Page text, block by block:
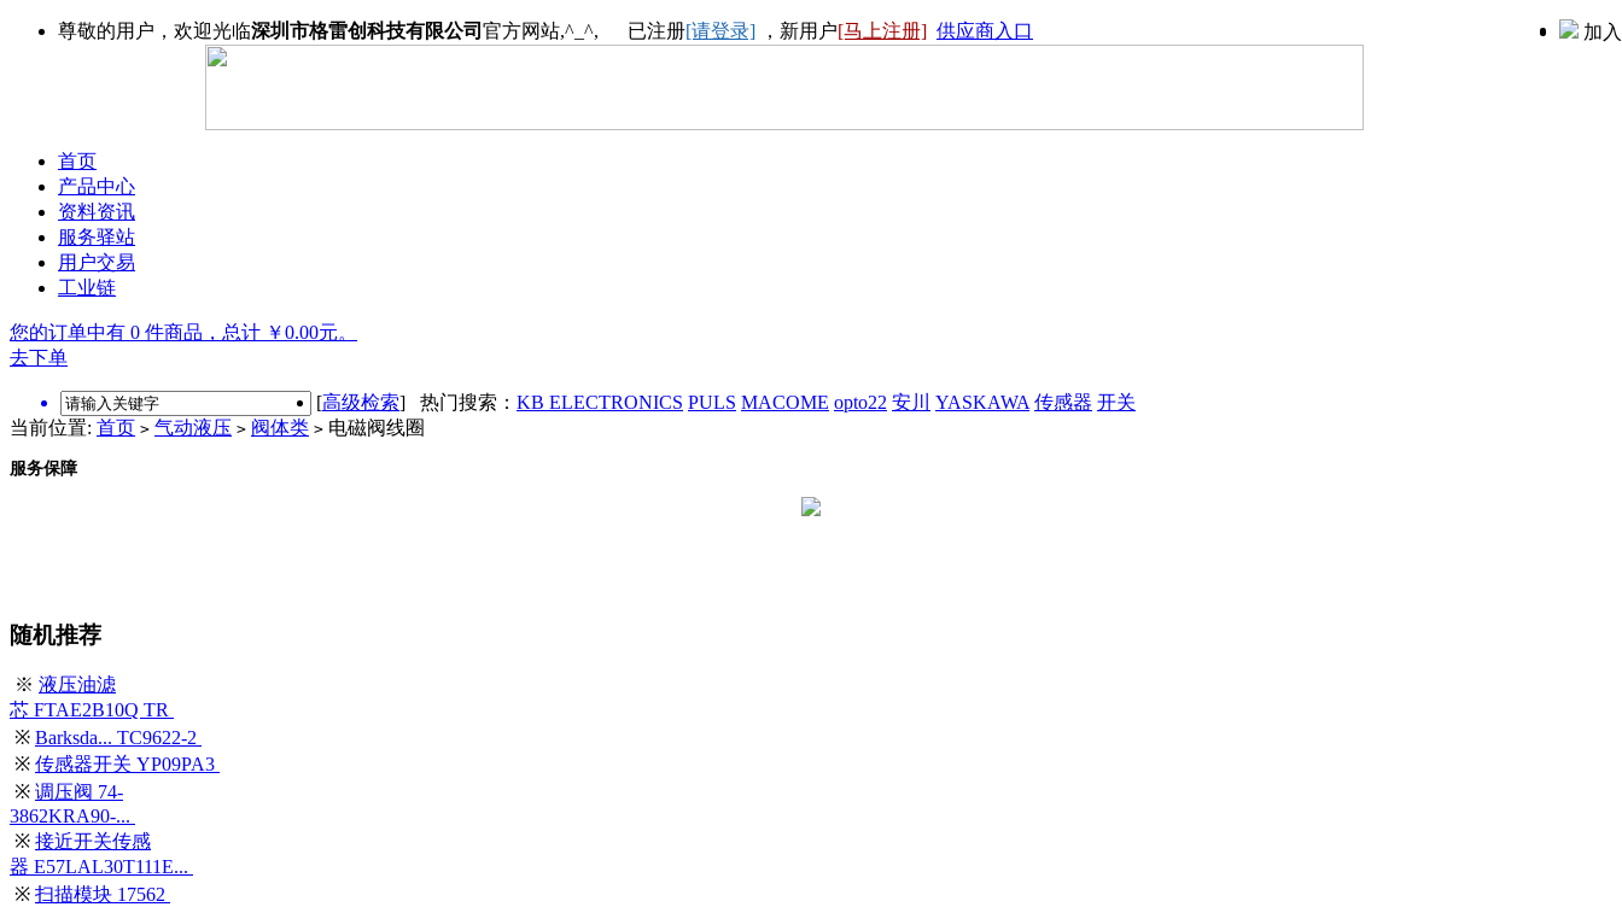
尊敬的用户，欢迎光临深圳市格雷创科技有限公司 官方网站,^_^, 已注册[请登录] ，新用户[马上注册] 供应商入口 加
首页
产品中心
资料资讯
服务驿站
用户交易
工业链
您的订单中有 0 件商品，总计 ￥0.00元。
去下单
[高级检索] 热门搜索： KB ELECTRONICS PULS MACOME opto22 安川 YASKAWA 传感器 开关
当前位置: 首页 > 气动液压 > 阀体类 > 电磁阀线圈
服务保障
随机推荐
※ 液压油滤
芯 FTAE2B10Q TR
※ Barksda... TC9622-2
※ 传感器开关 YP09PA3
※ 调压阀 74-
3862KRA90-...
※ 接近开关传感
器 E57LAL30T111E...
※ 扫描模块 17562